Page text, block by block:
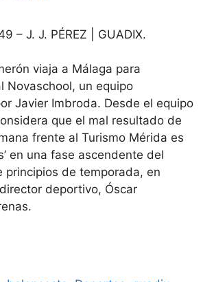
– J. J. PÉREZ | GUADIX.
viaja a Málaga para
Novaschool, un equipo
Javier Imbroda. Desde el equipo
que el mal resultado de
frente al Turismo Mérida es
en una fase ascendente del
principios de temporada, en
deportivo, Óscar